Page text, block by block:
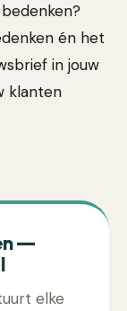
én het
in jouw
klanten
—
elke